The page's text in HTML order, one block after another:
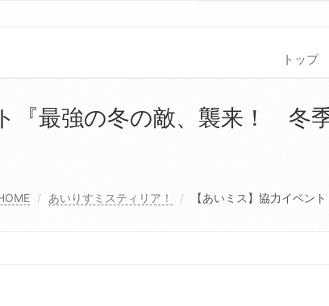
トップ
『最強の冬の敵、襲来！
あいりすミスティリア！ 【あいミス】協力イベン